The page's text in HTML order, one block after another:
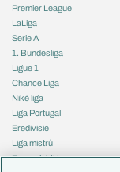
Premier League
LaLiga
Serie A
1. Bundesliga
Ligue 1
Chance Liga
Niké liga
Liga Portugal
Eredivisie
Liga mistrů
Evropská liga